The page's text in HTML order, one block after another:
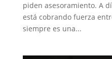
piden asesoramiento. A
está cobrando fuerza
siempre es una...